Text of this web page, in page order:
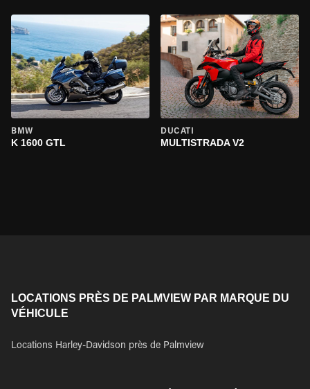
BMW
K 1600 GTL
DUCATI
MULTISTRADA V2
LOCATIONS PRÈS DE PALMVIEW PAR MARQUE DU
VÉHICULE
Locations Harley-Davidson près de Palmview